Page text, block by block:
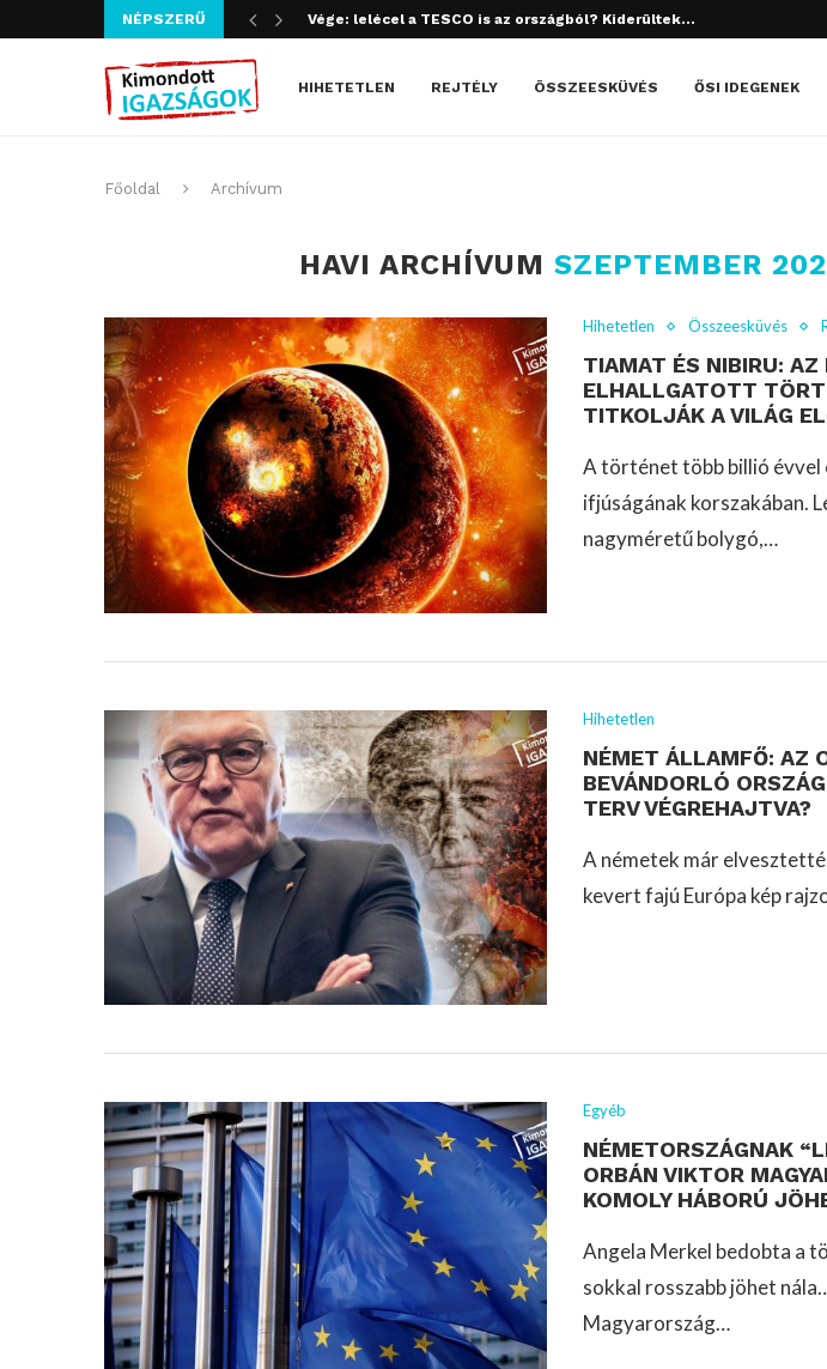
NÉPSZERŰ Szijjártó bűncselekményt követett el? Döbbenetes dolgok derültek
HIHETETLEN REJTÉLY ÖSSZEESKÜVÉS ŐSI IDEGENEK
Főoldal Archívum
HAVI ARCHÍVUMSZEPTEMBER
Hihetetlen Összeesküvés
TIAMAT ÉS NIBIRU: AZ
ELHALLGATOTT
TITKOLJÁK A VILÁG
A történet több billió évvel
ifjúságának korszakában.
nagyméretű bolygó,…
Hihetetlen
NÉMET ÁLLAMFŐ: AZ
BEVÁNDORLÓ
TERV VÉGREHAJTVA?
A németek már
kevert fajú Európa kép
Egyéb
NÉMETORSZÁGNAK
ORBÁN VIKTOR
KOMOLY HÁBORÚ
Angela Merkel bedobta a
sokkal rosszabb jöhet
Magyarország…